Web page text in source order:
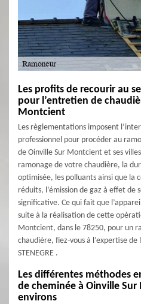
Les profits de recourir au
pour l’entretien de
Montcient
Les règlementations imposent
professionnel pour procéder au
de Oinville Sur Montcient et ses
ramonage de votre chaudière, la
optimisée, les polluants ainsi que la
réduits, l’émission de gaz à effet de
significative. Ce qui fait que
suite à la réalisation de cette
Montcient, dans le 78250, pour un
chaudière, fiez-vous à l’expertise de
STENEGRE .
Les différentes méthodes
de cheminée à Oinville
environs